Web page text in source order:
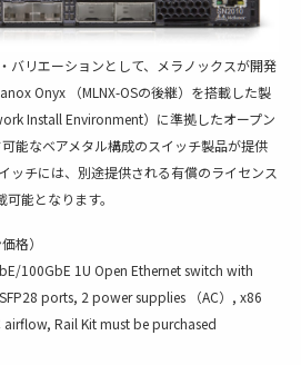
バリエーションとして、メラノックスが開発
Onyx （MLNX-OSの後継）を搭載した製
Install Environment）に準拠したオープン
能なベアメタル構成のスイッチ製品が提供
ッチには、別途提供される有償のライセンス
能となります。
格）
100GbE 1U Open Ethernet switch with
ports, 2 power supplies （AC）, x86
Rail Kit must be purchased